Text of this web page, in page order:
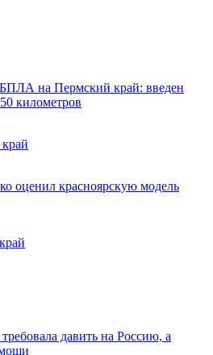
БПЛА на Пермский край: введен
километров
оценил красноярскую модель
давить на Россию, а